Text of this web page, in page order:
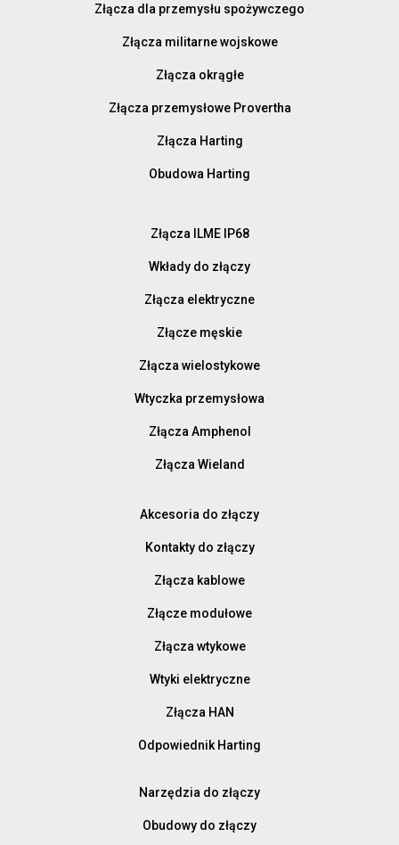
Złącza dla przemysłu spożywczego
Złącza militarne wojskowe
Złącza okrągłe
Złącza przemysłowe Provertha
Złącza Harting
Obudowa Harting
Złącza ILME IP68
Wkłady do złączy
Złącza elektryczne
Złącze męskie
Złącza wielostykowe
Wtyczka przemysłowa
Złącza Amphenol
Złącza Wieland
Akcesoria do złączy
Kontakty do złączy
Złącza kablowe
Złącze modułowe
Złącza wtykowe
Wtyki elektryczne
Złącza HAN
Odpowiednik Harting
Narzędzia do złączy
Obudowy do złączy